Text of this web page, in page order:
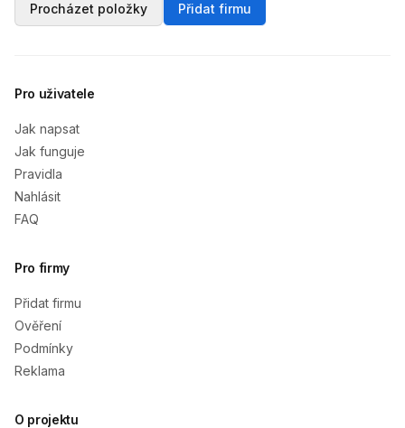
Procházet položky
Přidat firmu
Pro uživatele
Jak napsat
Jak funguje
Pravidla
Nahlásit
FAQ
Pro firmy
Přidat firmu
Ověření
Podmínky
Reklama
O projektu